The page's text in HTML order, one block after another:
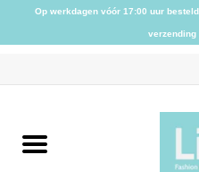
Home
Op werkdagen vóór 17:00 uur
verzending